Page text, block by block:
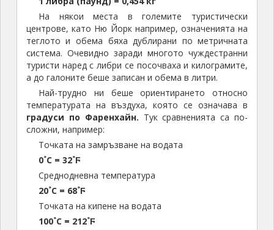
На някои места в големите туристически
центрове, като Ню Йорк например, означенията на
теглото и обема бяха дублирани по метричната
система. Очевидно заради многото чуждестранни
туристи наред с либри се посочваха и килограмите,
а до галоните беше записан и обема в литри.
Най-трудно ни беше ориентирането относно
температурата на въздуха, която се означава в
градуси по Фаренхайн. Тук сравненията са по-
сложни, например:
Точката на замръзване на водата
0˚С = 32˚Ϝ
Среднодневна температура
20˚С = 68˚Ϝ
Точката на кипене на водата
100˚С = 212˚Ϝ